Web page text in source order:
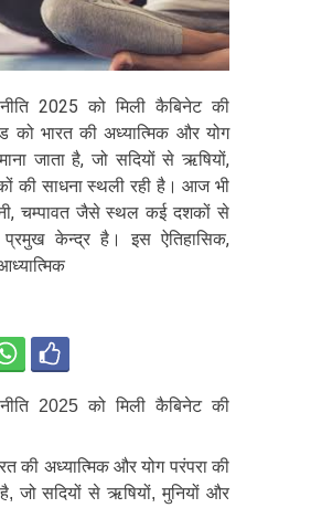
2025 को मिली कैबिनेट की
को भारत की अध्यात्मिक और योग
जाता है, जो सदियों से ऋषियों,
की साधना स्थली रही है। आज भी
चम्पावत जैसे स्थल कई दशकों से
केन्द्र है। इस ऐतिहासिक,
2025 को मिली कैबिनेट की
की अध्यात्मिक और योग परंपरा की
है, जो सदियों से ऋषियों, मुनियों और